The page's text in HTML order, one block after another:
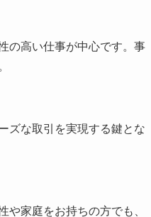
の高い仕事が中心です。事
ズな取引を実現する鍵とな
家庭をお持ちの方でも、